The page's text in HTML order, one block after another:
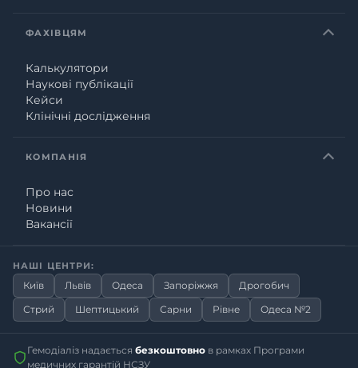
ФАХІВЦЯМ
Калькулятори
Наукові публікації
Кейси
Клінічні дослідження
КОМПАНІЯ
Про нас
Новини
Вакансії
НАШІ ЦЕНТРИ:
Київ Львів Одеса Запоріжжя
Дрогобич
Стрий
Шептицький Сарни Рівне Одеса №2
Гемодіаліз надається безкоштовно в рамках Програми
медичних гарантій НСЗУ